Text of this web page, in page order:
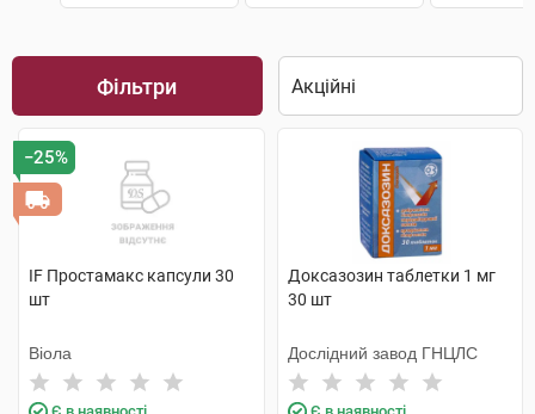
Фільтри
−25%
IF Простамакс капсули 30
шт
Віола
Доксазозин таблетки 1 мг
30 шт
Дослідний завод ГНЦЛС